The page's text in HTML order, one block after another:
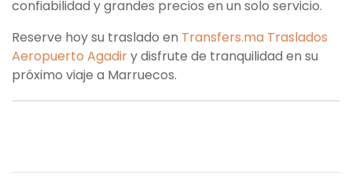
confiabilidad y grandes precios en un solo servicio.
Reserve hoy su traslado en Transfers.ma Traslados
Aeropuerto Agadiry disfrute de tranquilidad en su
próximo viaje a Marruecos.